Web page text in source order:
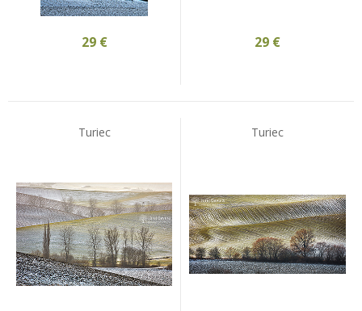
29 € 29 €
Turiec Turiec